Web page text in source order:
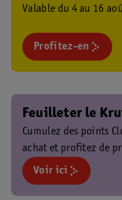
Valable du 4 au 16
Profitez-en
Feuilleter le
Cumulez des points
achat et profitez de
Voir ici